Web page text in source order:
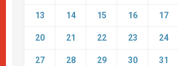
13 14 15 16 17
20 21 22 23 24
27 28 29 30 31